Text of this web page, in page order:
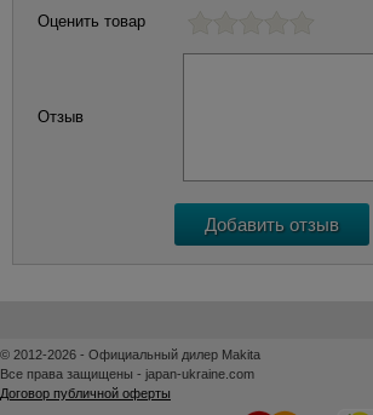
Оценить товар
Отзыв
© 2012-2026 - Официальный дилер Makita
Все права защищены - japan-ukraine.com
Договор публичной оферты